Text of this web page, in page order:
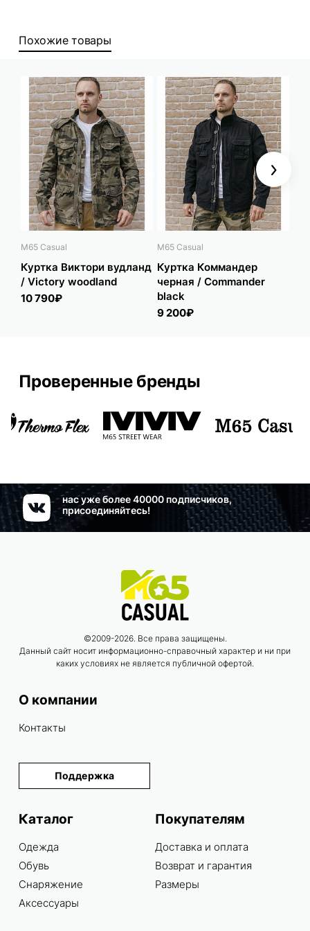
Похожие товары
M65 Casual
Куртка Виктори вудланд
/ Victory woodland
10 790₽
M65 Casual
Куртка Коммандер
черная / Commander
black
9 200₽
Next
Проверенные бренды
нас уже более 40000 подписчиков,
присоединяйтесь!
©2009-2026. Все права защищены.
Данный сайт носит информационно-справочный характер и ни при
каких условиях не является публичной офертой.
О компании
Контакты
Поддержка
Каталог
Одежда
Обувь
Снаряжение
Аксессуары
Покупателям
Доставка и оплата
Возврат и гарантия
Размеры